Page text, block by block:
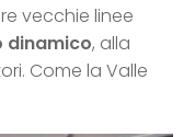
vecchie linee
dinamico, alla
Come la Valle